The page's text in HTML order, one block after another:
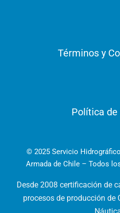
Términos y
Política de
© 2025 Servicio
Armada de Chile – Todos
Desde 2008 certificación de
procesos de producción de